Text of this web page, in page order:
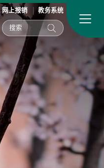
网上报销 教务系统